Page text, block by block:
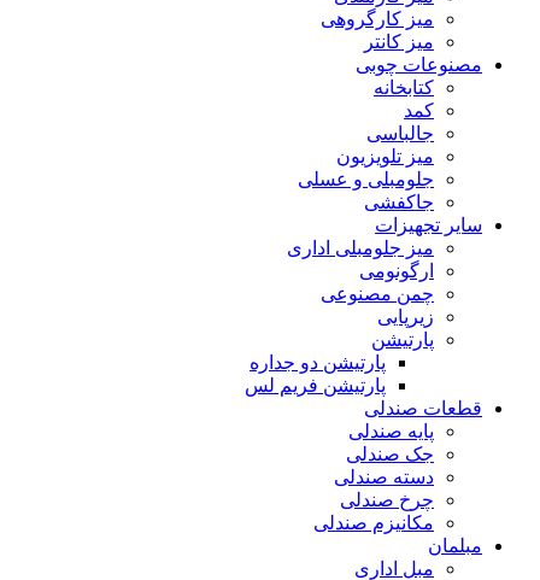
میز کارگروهی
میز کانتر
مصنوعات چوبی
کتابخانه
کمد
جالباسی
میز تلویزیون
جلومبلی و عسلی
جاکفشی
سایر تجهیزات
میز جلومبلی اداری
ارگونومی
چمن مصنوعی
زیرپایی
پارتیشن
پارتیشن دو جداره
پارتیشن فریم لس
قطعات صندلی
پایه صندلی
جک صندلی
دسته صندلی
چرخ صندلی
مکانیزم صندلی
مبلمان
مبل اداری